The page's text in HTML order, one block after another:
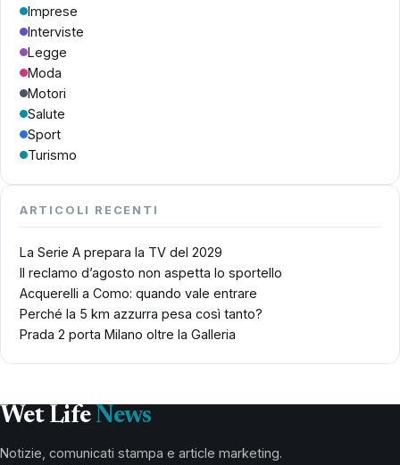
Imprese
Interviste
Legge
Moda
Motori
Salute
Sport
Turismo
ARTICOLI RECENTI
La Serie A prepara la TV del 2029
Il reclamo d’agosto non aspetta lo sportello
Acquerelli a Como: quando vale entrare
Perché la 5 km azzurra pesa così tanto?
Prada 2 porta Milano oltre la Galleria
Wet Life News
Notizie, comunicati stampa e article marketing.